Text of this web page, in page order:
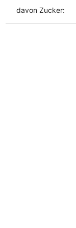
davon Zucker: